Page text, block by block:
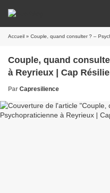
Accueil » Couple, quand consulter ? –
Couple, quand consulter ? –
à Reyrieux | Cap
Par Capresilience